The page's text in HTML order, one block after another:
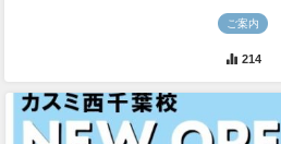
ご案内
214